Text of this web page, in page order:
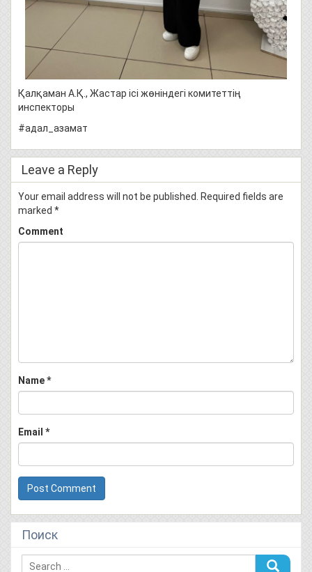
Қалқаман А.Қ., Жастар ісі жөніндегі комитеттің
инспекторы
#адал_азамат
Leave a Reply
Your email address will not be published.
Required fields are
marked *
Comment
Name*
Email *
Поиск